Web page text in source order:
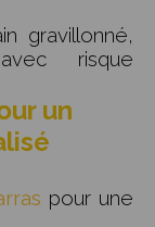
gravillonné,
risque
un
pour une